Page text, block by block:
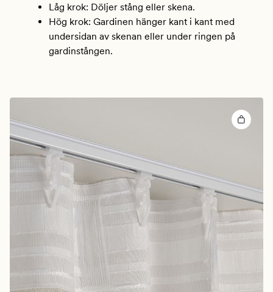
Låg krok: Döljer stång eller skena.
Hög krok: Gardinen hänger kant i kant med
undersidan av skenan eller under ringen på
gardinstången.